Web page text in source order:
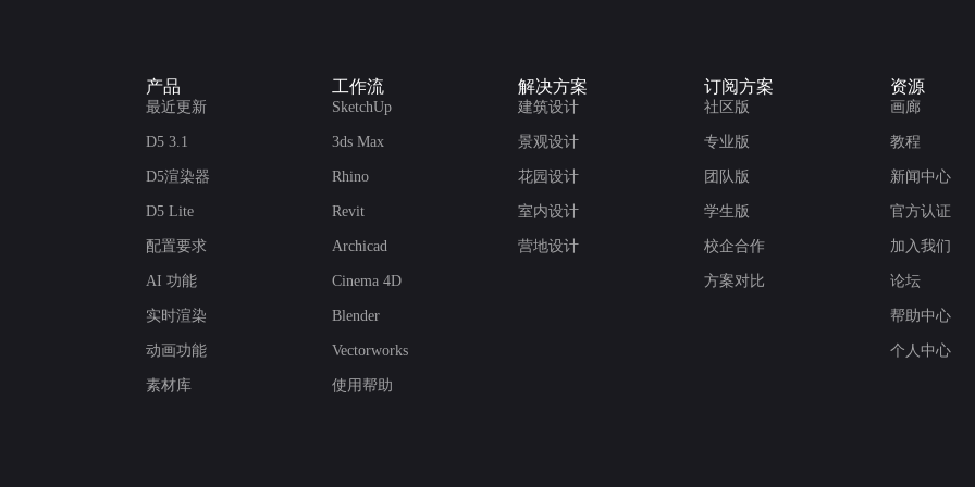
产品
最近更新
D5 3.1
D5渲染器
D5 Lite
配置要求
AI 功能
实时渲染
动画功能
素材库
工作流
SketchUp
3ds Max
Rhino
Revit
Archicad
Cinema 4D
Blender
Vectorworks
使用帮助
解决方案
建筑设计
景观设计
花园设计
室内设计
营地设计
订阅方案
社区版
专业版
团队版
学生版
校企合作
方案对比
资源
画廊
教程
新闻中心
官方认证
加入我们
论坛
帮助中心
个人中心